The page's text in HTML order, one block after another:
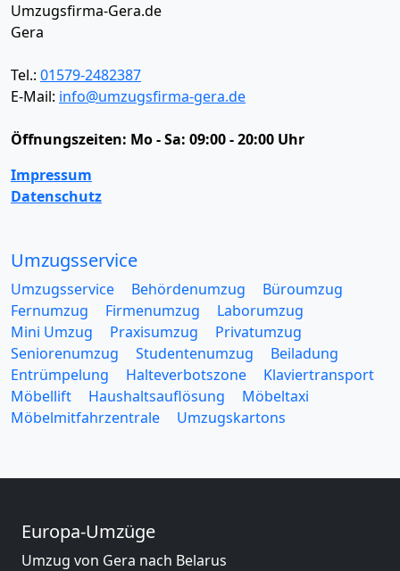
Umzugsfirma-Gera.de
Gera
Tel.: 01579-2482387
E-Mail: info@umzugsfirma-gera.de
Öffnungszeiten: Mo - Sa: 09:00 - 20:00 Uhr
Impressum
Datenschutz
Umzugsservice
Umzugsservice Behördenumzug
Büroumzug
Fernumzug
Firmenumzug
Laborumzug
Mini Umzug
Praxisumzug
Privatumzug
Seniorenumzug
Studentenumzug
Beiladung
Entrümpelung
Halteverbotszone
Klaviertransport
Möbellift
Haushaltsauflösung
Möbeltaxi
Möbelmitfahrzentrale
Umzugskartons
Europa-Umzüge
Umzug von Gera nach Belarus